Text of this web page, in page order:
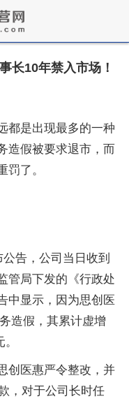
长10年禁入市场！
都是出现最多的一种
造假被要求退市，而
罚了。
告，公司当日收到
管局下发的《行政处
中显示，因为思创医
造假，其累计虚增
创医惠严令整改，并
，对于公司长时任